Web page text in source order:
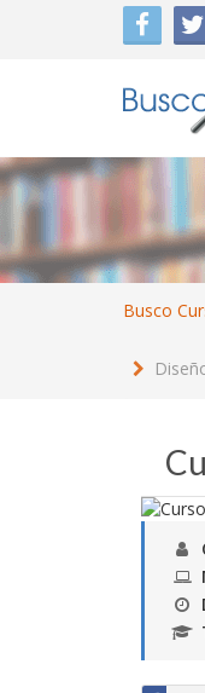
Busco